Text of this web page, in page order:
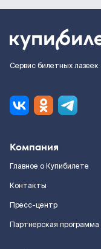
Сервис билетных лазеек
Компания
Главное о Купибилете
Контакты
Пресс-центр
Партнерская программа